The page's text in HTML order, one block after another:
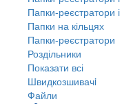
Папки-реєстратори
Папки на кільцях
Папки-реєстратори
Роздільники
Показати всі
Швидкозшивачi
Файли